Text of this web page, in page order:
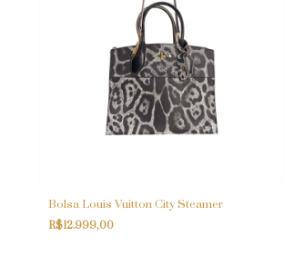
Bolsa Louis Vuitton City Steamer
R$12.999,00